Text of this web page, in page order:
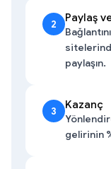
2
Paylaş
paylaşın.
3
Kazanç
gelirinin